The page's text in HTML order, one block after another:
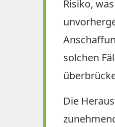
Risiko,
solchen
Die